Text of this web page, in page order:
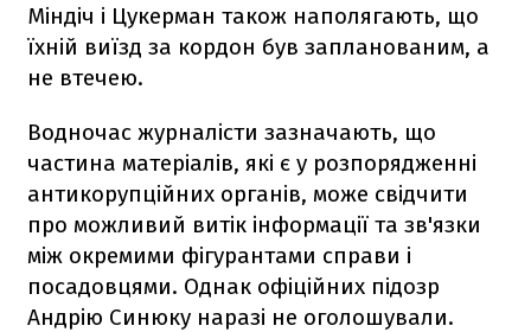
Міндіч і Цукерман також наполягають, що
їхній виїзд за кордон був запланованим, а
не втечею.
Водночас журналісти зазначають, що
частина матеріалів, які є у розпорядженні
антикорупційних органів, може свідчити
про можливий витік інформації та зв'язки
між окремими фігурантами справи і
посадовцями. Однак офіційних підозр
Андрію Синюку наразі не оголошували.